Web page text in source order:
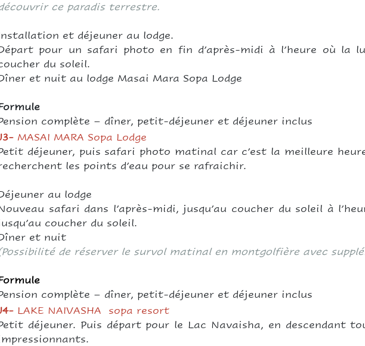
ce paradis terrestre.
et déjeuner au lodge.
pour un safari photo en fin d’après-midi à l’heure où la
du soleil.
et nuit au lodge Masai Mara Sopa Lodge
complète – dîner, petit-déjeuner et déjeuner inclus
- MASAI MARA Sopa Lodge
déjeuner, puis safari photo matinal car c’est la meilleure
les points d’eau pour se rafraichir.
au lodge
safari dans l’après-midi, jusqu’au coucher du soleil à
coucher du soleil.
et nuit
de réserver le survol matinal en montgolfière avec
complète – dîner, petit-déjeuner et déjeuner inclus
LAKE NAIVASHA sopa resort
déjeuner. Puis départ pour le Lac Navaisha, en descendant